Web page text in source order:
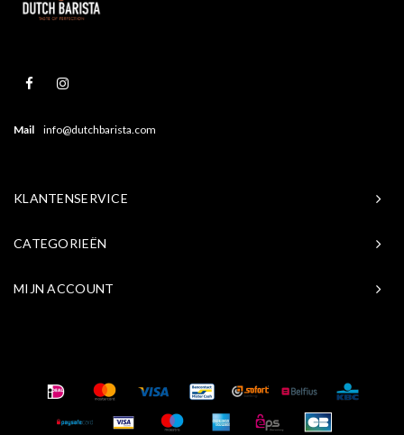
Mail info@dutchbarista.com
KLANTENSERVICE
CATEGORIEËN
MIJN ACCOUNT